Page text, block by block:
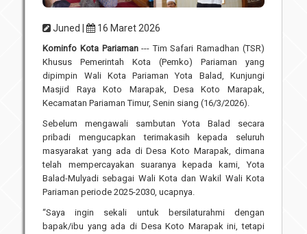
Juned | 16 Maret 2026
Kominfo Kota Pariaman--- Tim Safari Ramadhan (TSR)
Khusus Pemerintah Kota (Pemko) Pariaman yang
dipimpin Wali Kota Pariaman Yota Balad, Kunjungi
Masjid Raya Koto Marapak, Desa Koto Marapak,
Kecamatan Pariaman Timur, Senin siang (16/3/2026).
Sebelum mengawali sambutan Yota Balad secara
pribadi mengucapkan terimakasih kepada seluruh
masyarakat yang ada di Desa Koto Marapak, dimana
telah mempercayakan suaranya kepada kami, Yota
Balad-Mulyadi sebagai Wali Kota dan Wakil Wali Kota
Pariaman periode 2025-2030, ucapnya.
“Saya ingin sekali untuk bersilaturahmi dengan
bapak/ibu yang ada di Desa Koto Marapak ini, tetapi